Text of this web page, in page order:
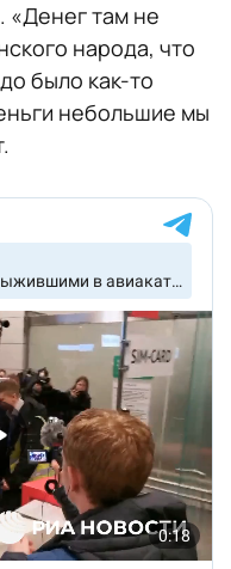
«Денег там не
народа, что
было как-то
небольшие мы